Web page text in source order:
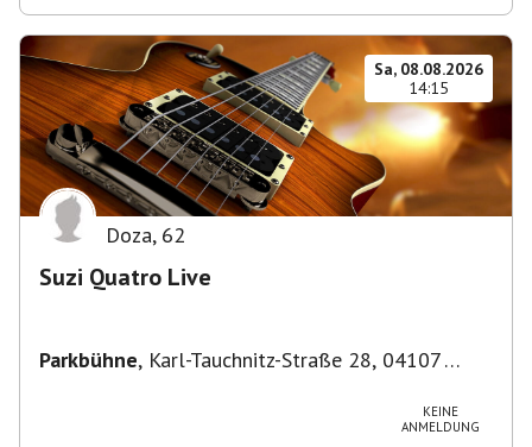
Sa, 08.08.2026
14:15
Doza, 62
Suzi Quatro Live
Parkbühne, Karl-Tauchnitz-Straße 28, 04107
KEINE
ANMELDUNG